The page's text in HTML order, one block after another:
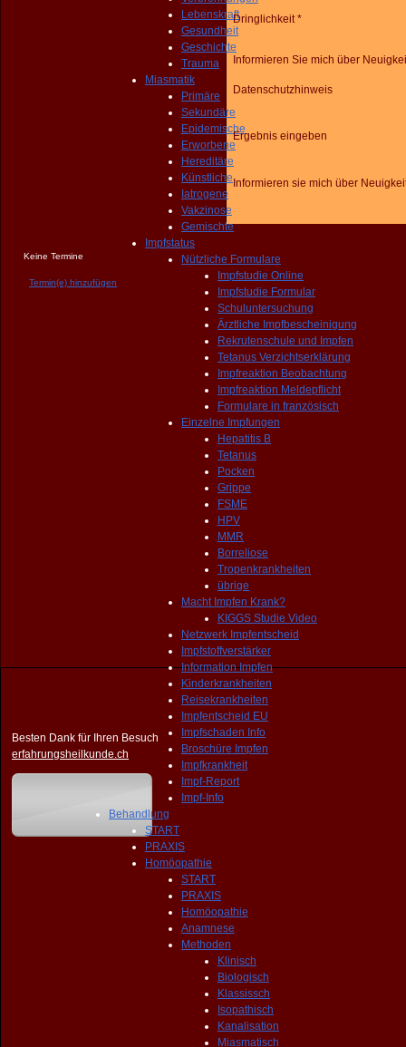
Lebenskraft
Gesundheit
Geschichte
Trauma
Miasmatik
Primäre
Sekundäre
Epidemische
Erworbene
Hereditäre
Künstliche
Iatrogene
Vakzinose
Gemischte
Impfstatus
Nützliche Formulare
Impfstudie Online
Impfstudie Formular
Schuluntersuchung
Ärztliche Impfbescheinigung
Rekrutenschule und Impfen
Tetanus Verzichtserklärung
Impfreaktion Beobachtung
Impfreaktion Meldepflicht
Formulare in französisch
Einzelne Impfungen
Hepatitis B
Tetanus
Pocken
Grippe
FSME
HPV
MMR
Borreliose
Tropenkrankheiten
übrige
Macht Impfen Krank?
KIGGS Studie Video
Netzwerk Impfentscheid
Impfstoffverstärker
Information Impfen
Kinderkrankheiten
Reisekrankheiten
Impfentscheid EU
Impfschaden Info
Broschüre Impfen
Impfkrankheit
Impf-Report
Impf-Info
Behandlung
START
PRAXIS
Homöopathie
START
PRAXIS
Homöopathie
Anamnese
Methoden
Klinisch
Biologisch
Klassissch
Isopathisch
Kanalisation
Miasmatisch
Dringlichkeit *
Informieren Sie mich über
Datenschutzhinweis
Ergebnis eingeben
Informieren sie mich über
Keine Termine
Termin(e) hinzufügen
Besten Dank für Ihren Besuch
erfahrungsheilkunde.ch